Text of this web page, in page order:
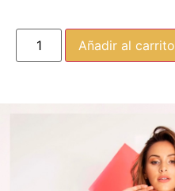
Añadir al carrito